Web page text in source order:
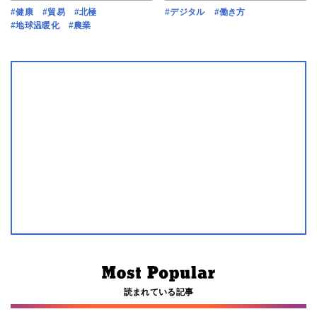
#健康 #貿易
#北極
#地球温暖化
#農業
#デジタル #働き方
読まれている記事